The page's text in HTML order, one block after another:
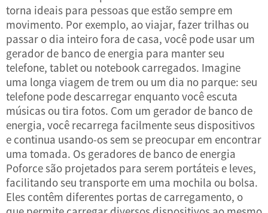
torna ideais para pessoas que estão sempre em
movimento. Por exemplo, ao viajar, fazer trilhas ou
passar o dia inteiro fora de casa, você pode usar um
gerador de banco de energia para manter seu
telefone, tablet ou notebook carregados. Imagine
uma longa viagem de trem ou um dia no parque: seu
telefone pode descarregar enquanto você escuta
músicas ou tira fotos. Com um gerador de banco de
energia, você recarrega facilmente seus dispositivos
e continua usando-os sem se preocupar em encontrar
uma tomada. Os geradores de banco de energia
Poforce são projetados para serem portáteis e leves,
facilitando seu transporte em uma mochila ou bolsa.
Eles contêm diferentes portas de carregamento, o